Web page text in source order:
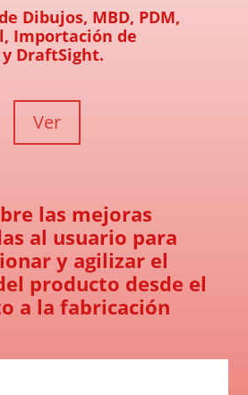
Dibujos, MBD, PDM,
Importación de
DraftSight.
Ver
las mejoras
al usuario para
y agilizar el
producto desde el
a la fabricación